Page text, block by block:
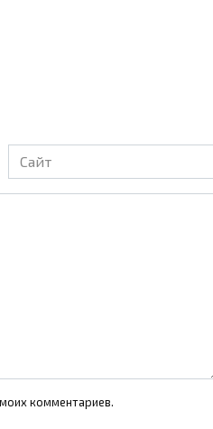
Сайт
комментариев.